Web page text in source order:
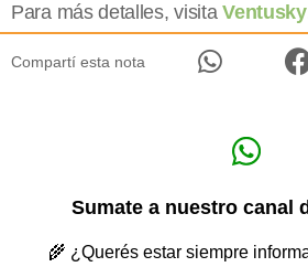
Para más detalles, visitaVentusky
Compartí esta nota
Sumate a nuestro canal
🌾 ¿Querés estar siempre